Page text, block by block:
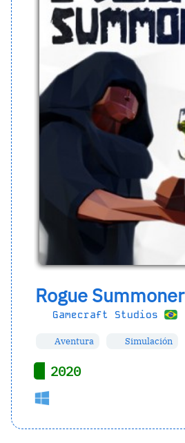
Rogue Summoner
Gamecraft Studios
Aventura Simulación
2020